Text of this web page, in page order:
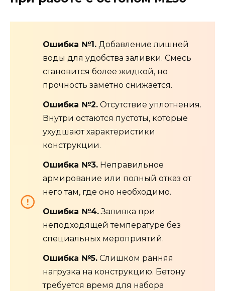
Ошибка №1. Добавление лишней
воды для удобства заливки. Смесь
становится более жидкой, но
прочность заметно снижается.
Ошибка №2. Отсутствие уплотнения.
Внутри остаются пустоты, которые
ухудшают характеристики
конструкции.
Ошибка №3. Неправильное
армирование или полный отказ от
него там, где оно необходимо.
Ошибка №4.Заливка при
неподходящей температуре без
специальных мероприятий.
Ошибка №5. Слишком ранняя
нагрузка на конструкцию. Бетону
требуется время для набора